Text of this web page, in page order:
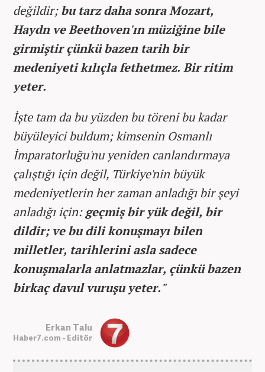
değildir;bu tarz daha sonra Mozart,
Haydn ve Beethoven'ın müziğine bile
girmiştir çünkü bazen tarih bir
medeniyeti kılıçla fethetmez. Bir ritim
yeter.
İşte tam da bu yüzden bu töreni bu kadar
büyüleyici buldum; kimsenin Osmanlı
İmparatorluğu'nu yeniden canlandırmaya
çalıştığı için değil, Türkiye'nin büyük
medeniyetlerin her zaman anladığı bir şeyi
anladığı için:geçmiş bir yük değil, bir
dildir; ve bu dili konuşmayı bilen
milletler, tarihlerini asla sadece
konuşmalarla anlatmazlar, çünkü bazen
birkaç davul vuruşu yeter."
Erkan Talu
Haber7.com - Editör